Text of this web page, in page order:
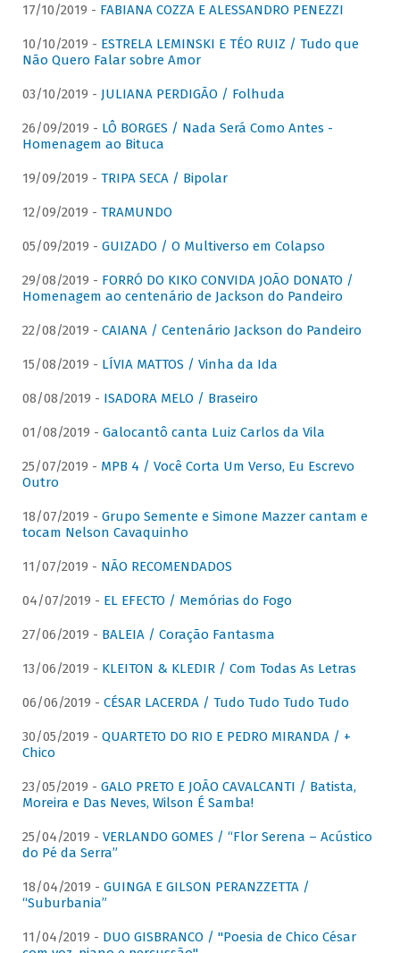
17/10/2019 - FABIANA COZZA E ALESSANDRO PENEZZI
10/10/2019 - ESTRELA LEMINSKI E TÉO RUIZ / Tudo que
Não Quero Falar sobre Amor
03/10/2019 - JULIANA PERDIGÃO / Folhuda
26/09/2019 - LÔ BORGES / Nada Será Como Antes -
Homenagem ao Bituca
19/09/2019 - TRIPA SECA / Bipolar
12/09/2019 - TRAMUNDO
05/09/2019 - GUIZADO / O Multiverso em Colapso
29/08/2019 - FORRÓ DO KIKO CONVIDA JOÃO DONATO /
Homenagem ao centenário de Jackson do Pandeiro
22/08/2019 - CAIANA / Centenário Jackson do Pandeiro
15/08/2019 - LÍVIA MATTOS / Vinha da Ida
08/08/2019 - ISADORA MELO / Braseiro
01/08/2019 - Galocantô canta Luiz Carlos da Vila
25/07/2019 - MPB 4 / Você Corta Um Verso, Eu Escrevo
Outro
18/07/2019 - Grupo Semente e Simone Mazzer cantam e
tocam Nelson Cavaquinho
11/07/2019 - NÃO RECOMENDADOS
04/07/2019 - EL EFECTO / Memórias do Fogo
27/06/2019 - BALEIA / Coração Fantasma
13/06/2019 - KLEITON & KLEDIR / Com Todas As Letras
06/06/2019 - CÉSAR LACERDA / Tudo Tudo Tudo Tudo
30/05/2019 - QUARTETO DO RIO E PEDRO MIRANDA / +
Chico
23/05/2019 - GALO PRETO E JOÃO CAVALCANTI / Batista,
Moreira e Das Neves, Wilson É Samba!
25/04/2019 - VERLANDO GOMES / “Flor Serena – Acústico
do Pé da Serra”
18/04/2019 - GUINGA E GILSON PERANZZETTA /
“Suburbania”
11/04/2019 - DUO GISBRANCO / "Poesia de Chico César